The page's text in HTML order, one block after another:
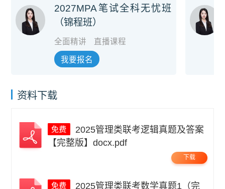
2027MPA笔试全科无忧班
（锦程班）
全面精讲 直播课程
我要报名
资料下载
【完整版】docx.pdf
下载